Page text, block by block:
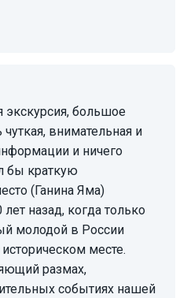
внимательная и
и ничего
бы краткую
(Ганина Яма)
назад, когда только
молодой в России
месте.
размах,
событиях нашей